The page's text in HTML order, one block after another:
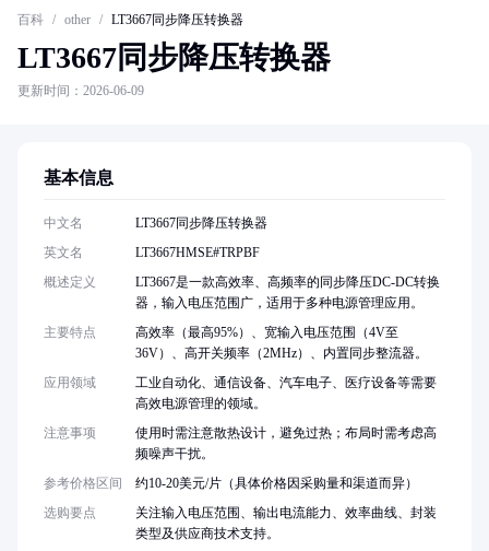
百科 / other / LT3667同步降压转换器
LT3667同步降压转换器
更新时间：2026-06-09
基本信息
中文名
LT3667同步降压转换器
英文名
LT3667HMSE#TRPBF
概述定义
LT3667是一款高效率、高频率的同步降压DC-DC转换
器，输入电压范围广，适用于多种电源管理应用。
主要特点
高效率（最高95%）、宽输入电压范围（4V至
36V）、高开关频率（2MHz）、内置同步整流器。
应用领域
工业自动化、通信设备、汽车电子、医疗设备等需要
高效电源管理的领域。
注意事项
使用时需注意散热设计，避免过热；布局时需考虑高
频噪声干扰。
参考价格区间
约10-20美元/片（具体价格因采购量和渠道而异）
选购要点
关注输入电压范围、输出电流能力、效率曲线、封装
类型及供应商技术支持。